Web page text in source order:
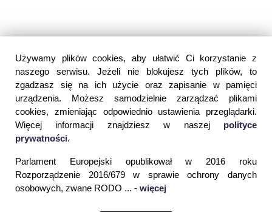
Używamy plików cookies, aby ułatwić Ci korzystanie z
naszego serwisu. Jeżeli nie blokujesz tych plików, to
zgadzasz się na ich użycie oraz zapisanie w pamięci
urządzenia. Możesz samodzielnie zarządzać plikami
cookies, zmieniając odpowiednio ustawienia przeglądarki.
Więcej informacji znajdziesz w naszej polityce
prywatności.
Parlament Europejski opublikował w 2016 roku
Rozporządzenie 2016/679 w sprawie ochrony danych
osobowych, zwane RODO ... - więcej